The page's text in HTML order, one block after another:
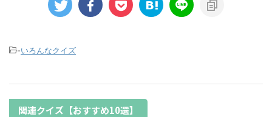
-いろんなクイズ
関連クイズ【おすすめ10選】